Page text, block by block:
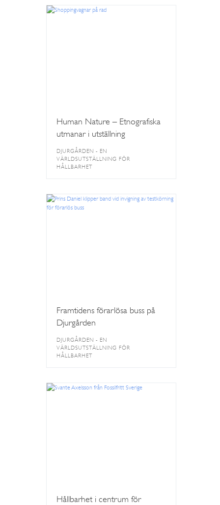
Human Nature – Etnografiska
utmanar i utställning
DJURGÅRDEN - EN
VÄRLDSUTSTÄLLNING FÖR
HÅLLBARHET
Framtidens förarlösa buss på
Djurgården
DJURGÅRDEN - EN
VÄRLDSUTSTÄLLNING FÖR
HÅLLBARHET
Hållbarhet i centrum för